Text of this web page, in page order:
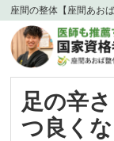
座間の整体【座間あお
足の辛
つ良く